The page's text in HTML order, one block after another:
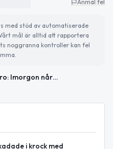
Anmäl fel
med stöd av automatiserade
mål är alltid att rapportera
noggranna kontroller kan fel
Elpriset i Nybro: Imorgon når priset periodens högsta
i krock med